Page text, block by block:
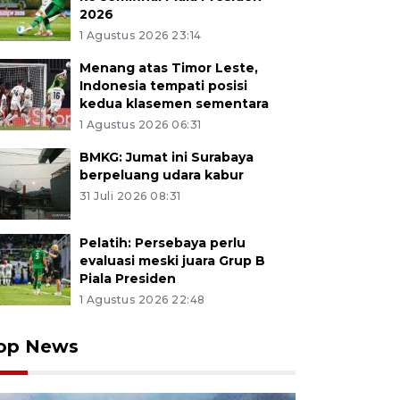
2026
1 Agustus 2026 23:14
Menang atas Timor Leste,
Indonesia tempati posisi
kedua klasemen sementara
1 Agustus 2026 06:31
BMKG: Jumat ini Surabaya
berpeluang udara kabur
31 Juli 2026 08:31
Pelatih: Persebaya perlu
evaluasi meski juara Grup B
Piala Presiden
1 Agustus 2026 22:48
News